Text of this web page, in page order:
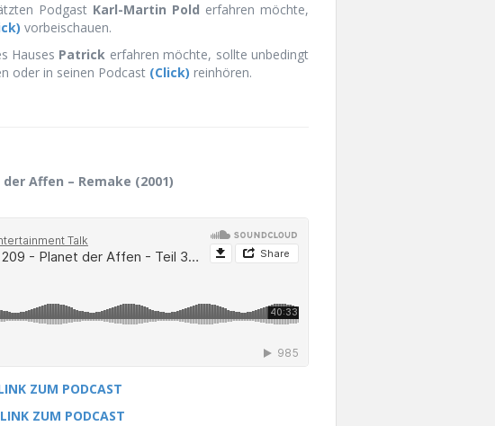
Podgast Karl-Martin Pold erfahren möchte,
vorbeischauen.
Hauses Patrick erfahren möchte, sollte unbedingt
oder in seinen Podcast (Click) reinhören.
Affen – Remake (2001)
ZUM PODCAST
ZUM PODCAST